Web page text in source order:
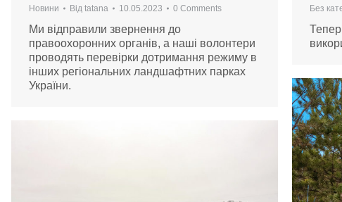
Новини Від tatana 10.05.2023 0 Comments
Ми відправили звернення до
правоохоронних органів, а наші волонтери
проводять перевірки дотримання режиму в
інших регіональних ландшафтних парках
України.
Без